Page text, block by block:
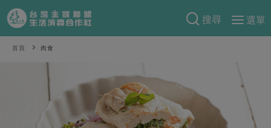
搜尋
選單
產品分類
當令水果
蕈菇類
特別企畫
首頁 肉食